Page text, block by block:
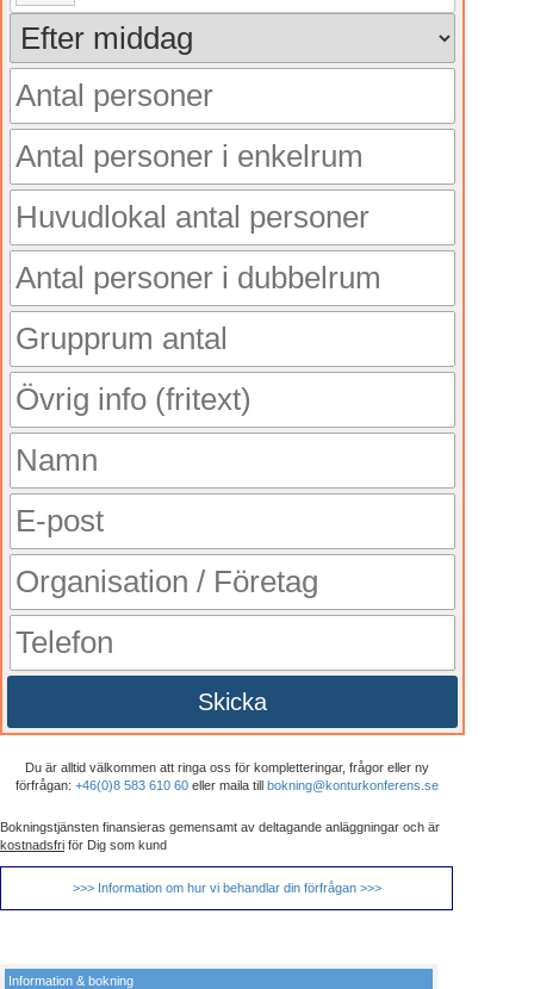
Skicka
Du är alltid välkommen att ringa oss för kompletteringar, frågor eller ny
förfrågan: +46(0)8 583 610 60eller maila till bokning@konturkonferens.se
Bokningstjänsten finansieras gemensamt av deltagande anläggningar och är
kostnadsfri för Dig som kund
>>> Information om hur vi behandlar din förfrågan >>>
Information & bokning